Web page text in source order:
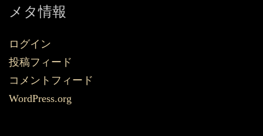
メタ情報
ログイン
投稿フィード
コメントフィード
WordPress.org